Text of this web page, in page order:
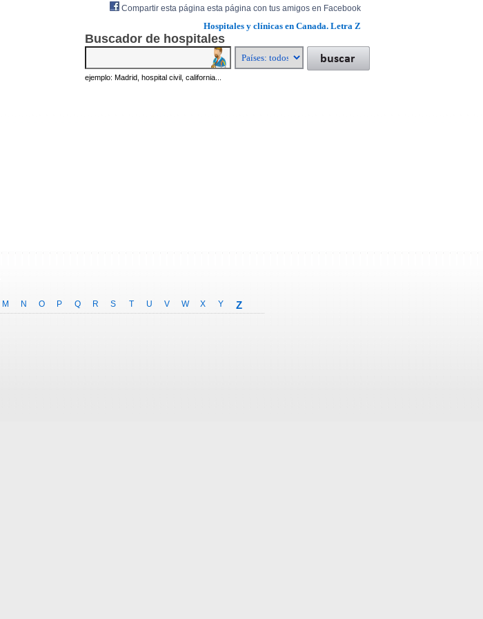
Hospitales y clínicas en Canada. Letra Z
Buscador de hospitales
ejemplo: Madrid, hospital civil, california...
M N O P Q R S T U V W X Y Z
Compartir esta página esta página con tus amigos en Facebook